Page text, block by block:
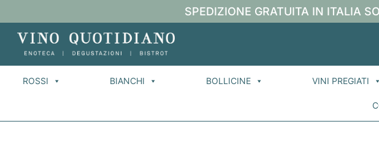
SPEDIZIONE GRATUITA IN ITALIA
ROSSI BIANCHI BOLLICINE VINI PREGIATI